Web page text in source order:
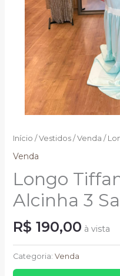
Início /Vestidos/Venda /
Venda
Longo
Alcinha 3
R$ 190,00 à vista
Longo
Tiffany
Sereia
Categoria: Venda